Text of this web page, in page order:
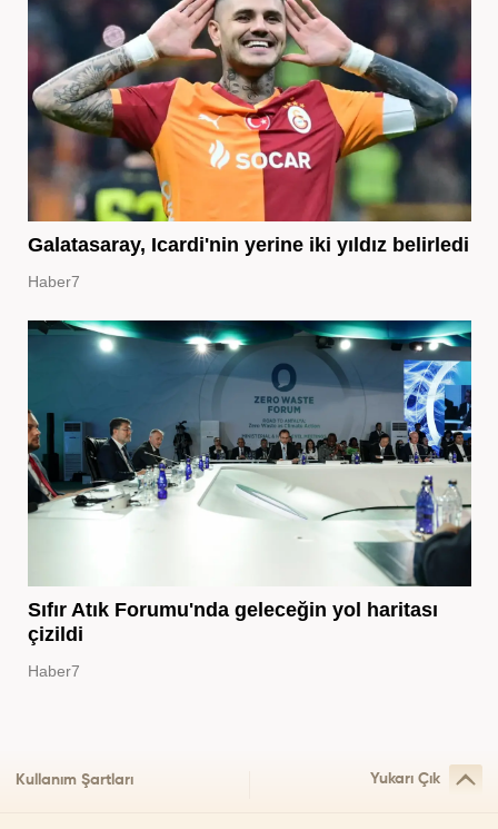
Galatasaray, Icardi'nin yerine iki yıldız belirledi
Haber7
Sıfır Atık Forumu'nda geleceğin yol haritası
çizildi
Haber7
Kullanım Şartları Yukarı Çık